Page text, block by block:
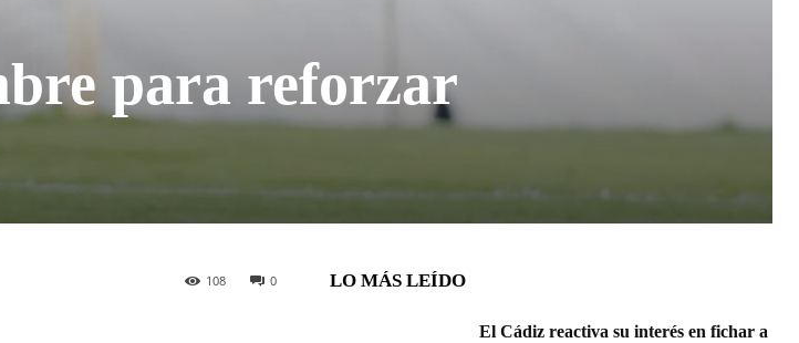
para reforzar
0
108 LO MÁS LEÍDO
El Cádiz reactiva su interés en fichar a